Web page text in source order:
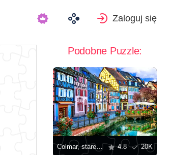
Zaloguj się
Podobne Puzzle:
Colmar, stare miasto 4.8 20K